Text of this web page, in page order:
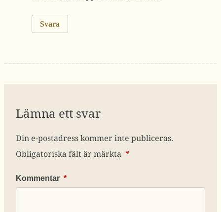
Svara
Lämna ett svar
Din e-postadress kommer inte publiceras.
Obligatoriska fält är märkta *
Kommentar *